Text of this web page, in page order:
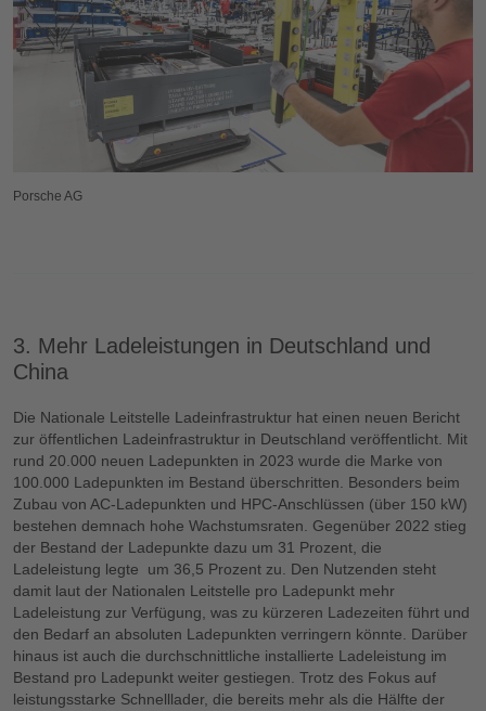
Porsche AG
3. Mehr Ladeleistungen in Deutschland und
China
Die Nationale Leitstelle Ladeinfrastruktur hat einen neuen Bericht
zur öffentlichen Ladeinfrastruktur in Deutschland veröffentlicht. Mit
rund 20.000 neuen Ladepunkten in 2023 wurde die Marke von
100.000 Ladepunkten im Bestand überschritten. Besonders beim
Zubau von AC-Ladepunkten und HPC-Anschlüssen (über 150 kW)
bestehen demnach hohe Wachstumsraten. Gegenüber 2022 stieg
der Bestand der Ladepunkte dazu um 31 Prozent, die
Ladeleistung legte um 36,5 Prozent zu. Den Nutzenden steht
damit laut der Nationalen Leitstelle pro Ladepunkt mehr
Ladeleistung zur Verfügung, was zu kürzeren Ladezeiten führt und
den Bedarf an absoluten Ladepunkten verringern könnte. Darüber
hinaus ist auch die durchschnittliche installierte Ladeleistung im
Bestand pro Ladepunkt weiter gestiegen. Trotz des Fokus auf
leistungsstarke Schnelllader, die bereits mehr als die Hälfte der